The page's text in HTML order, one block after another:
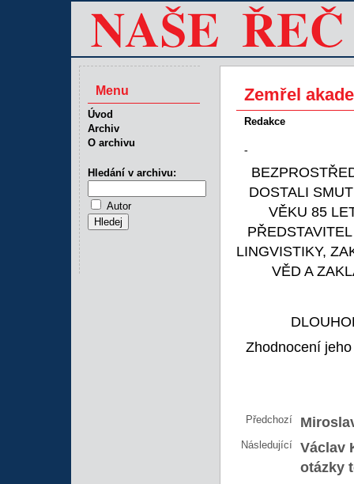
Zemřel
Redakce
-
DOSTALI
VĚKU 85
LINGVISTIKY,
VĚD A
Zhodnocení
Předchozí
Následující
Václav
otázky
Menu
Úvod
Archiv
O archivu
Hledání v archivu:
Autor